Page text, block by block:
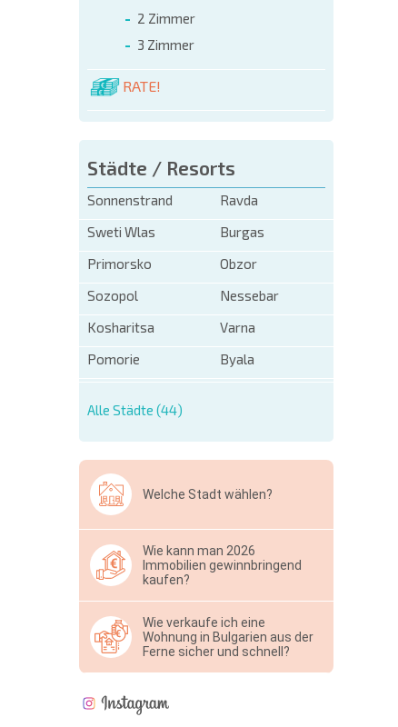
2 Zimmer
3 Zimmer
RATE!
Städte / Resorts
Sonnenstrand
Ravda
Sweti Wlas
Burgas
Primorsko
Obzor
Sozopol
Nessebar
Kosharitsa
Varna
Pomorie
Byala
Alle Städte (44)
Welche Stadt wählen?
Wie kann man 2026
Immobilien gewinnbringend
kaufen?
Wie verkaufe ich eine
Wohnung in Bulgarien aus der
Ferne sicher und schnell?